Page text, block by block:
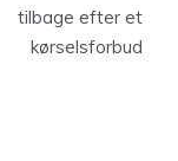
tilbage efter et
kørselsforbud